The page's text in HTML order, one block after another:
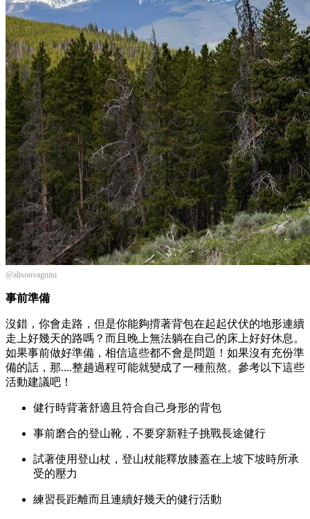
@alisonvagnini
事前準備
沒錯，你會走路，但是你能夠揹著背包在起起伏伏的地形連續
走上好幾天的路嗎？而且晚上無法躺在自己的床上好好休息。
如果事前做好準備，相信這些都不會是問題！如果沒有充份準
備的話，那....整趟過程可能就變成了一種煎熬。參考以下這些
活動建議吧！
健行時背著舒適且符合自己身形的背包
事前磨合的登山靴，不要穿新鞋子挑戰長途健行
試著使用登山杖，登山杖能釋放膝蓋在上坡下坡時所承
受的壓力
練習長距離而且連續好幾天的健行活動